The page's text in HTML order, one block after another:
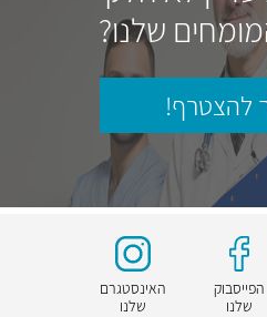
שלנו?
להצטרף!
הפייסבוק
שלנו
האינסטגרם
שלנו